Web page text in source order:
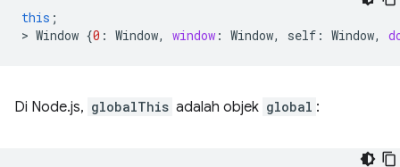
this ;
> Window {0 : Window, window : Window, self : Window,
Di Node.js, globalThis adalah objek global :